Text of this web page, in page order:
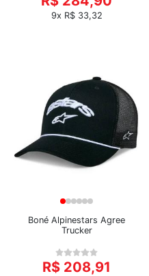
9x R$ 33,32
Boné Alpinestars Agree
Trucker
R$ 208,91